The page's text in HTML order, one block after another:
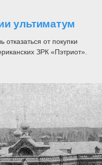
ультиматум
от покупки
ЗРК «Пэтриот».